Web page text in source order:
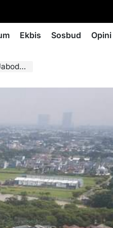
Ekbis Sosbud Opini